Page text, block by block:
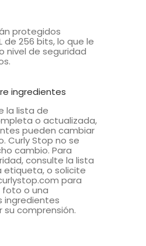
protegidos
de 256 bits, lo que le
nivel de seguridad
ingredientes
la lista de
o actualizada,
pueden cambiar
Curly Stop no se
cambio. Para
consulte la lista
etiqueta, o solicite
para
foto o una
ingredientes
su comprensión.